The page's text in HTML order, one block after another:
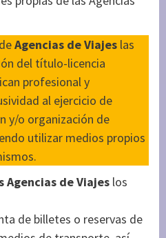
Agencias de Viajes las
del título-licencia
profesional y
al ejercicio de
y/o organización de
utilizar medios propios
Agencias de Viajes los
de billetes o reservas de